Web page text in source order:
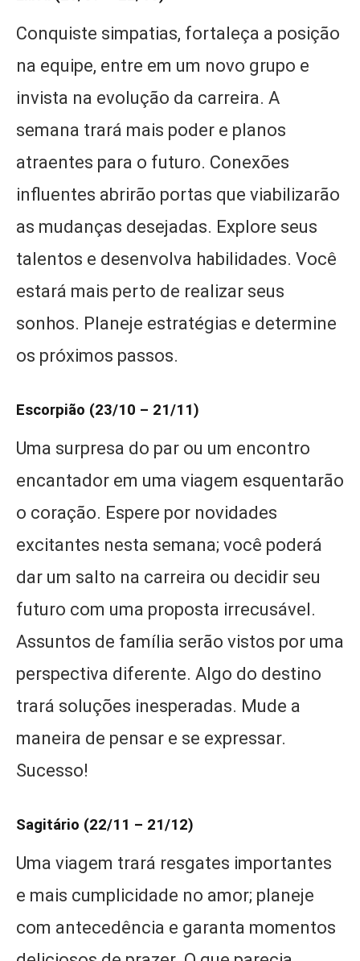
Conquiste simpatias, fortaleça a posição
na equipe, entre em um novo grupo e
invista na evolução da carreira. A
semana trará mais poder e planos
atraentes para o futuro. Conexões
influentes abrirão portas que viabilizarão
as mudanças desejadas. Explore seus
talentos e desenvolva habilidades. Você
estará mais perto de realizar seus
sonhos. Planeje estratégias e determine
os próximos passos.
Escorpião (23/10 – 21/11)
Uma surpresa do par ou um encontro
encantador em uma viagem esquentarão
o coração. Espere por novidades
excitantes nesta semana; você poderá
dar um salto na carreira ou decidir seu
futuro com uma proposta irrecusável.
Assuntos de família serão vistos por uma
perspectiva diferente. Algo do destino
trará soluções inesperadas. Mude a
maneira de pensar e se expressar.
Sucesso!
Sagitário (22/11 – 21/12)
Uma viagem trará resgates importantes
e mais cumplicidade no amor; planeje
com antecedência e garanta momentos